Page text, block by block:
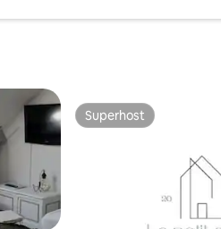
Superhost
Superhost